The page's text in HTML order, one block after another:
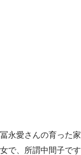
冨永愛さんの育った
女で、所謂中間子で